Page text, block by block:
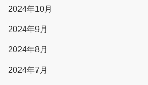
2024年10月
2024年9月
2024年8月
2024年7月